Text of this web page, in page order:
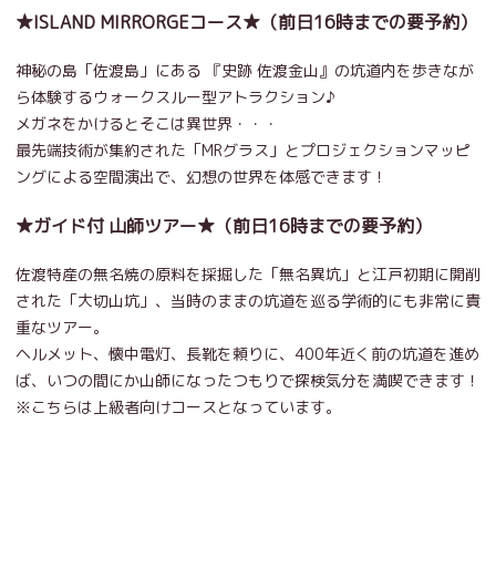
★ISLAND MIRRORGEコース★（前日16時までの要予約）
神秘の島「佐渡島」にある 『史跡 佐渡金山』の坑道内を歩きなが
ら体験するウォークスルー型アトラクション♪
メガネをかけるとそこは異世界・・・
最先端技術が集約された「MRグラス」とプロジェクションマッピ
ングによる空間演出で、幻想の世界を体感できます！
★ガイド付 山師ツアー★（前日16時までの要予約）
佐渡特産の無名焼の原料を採掘した「無名異坑」と江戸初期に開削
された「大切山坑」、当時のままの坑道を巡る学術的にも非常に貴
重なツアー。
ヘルメット、懐中電灯、長靴を頼りに、400年近く前の坑道を進め
ば、いつの間にか山師になったつもりで探検気分を満喫できます！
※こちらは上級者向けコースとなっています。